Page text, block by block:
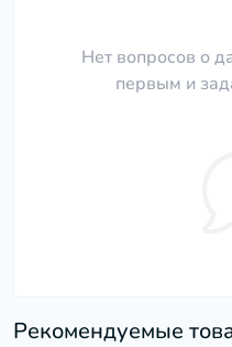
Нет вопросов о
первым и
Рекомендуемые